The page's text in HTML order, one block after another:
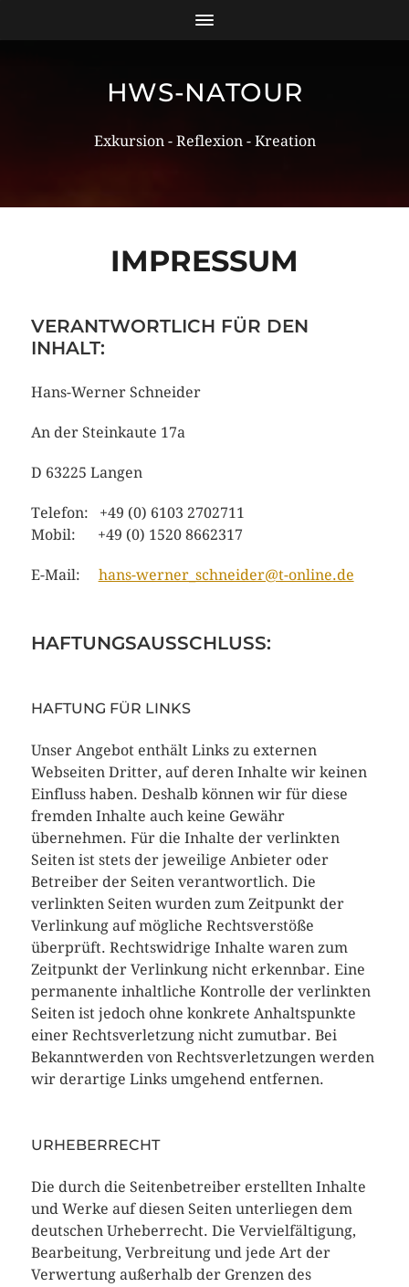
HWS-NATOUR
Exkursion - Reflexion - Kreation
IMPRESSUM
VERANTWORTLICH FÜR DEN
INHALT:
Hans-Werner Schneider
An der Steinkaute 17a
D 63225 Langen
Telefon: +49 (0) 6103 2702711
Mobil: +49 (0) 1520 8662317
E-Mail: hans-werner_schneider@t-online.de
HAFTUNGSAUSSCHLUSS:
HAFTUNG FÜR LINKS
Unser Angebot enthält Links zu externen
Webseiten Dritter, auf deren Inhalte wir keinen
Einfluss haben. Deshalb können wir für diese
fremden Inhalte auch keine Gewähr
übernehmen. Für die Inhalte der verlinkten
Seiten ist stets der jeweilige Anbieter oder
Betreiber der Seiten verantwortlich. Die
verlinkten Seiten wurden zum Zeitpunkt der
Verlinkung auf mögliche Rechtsverstöße
überprüft. Rechtswidrige Inhalte waren zum
Zeitpunkt der Verlinkung nicht erkennbar. Eine
permanente inhaltliche Kontrolle der verlinkten
Seiten ist jedoch ohne konkrete Anhaltspunkte
einer Rechtsverletzung nicht zumutbar. Bei
Bekanntwerden von Rechtsverletzungen werden
wir derartige Links umgehend entfernen.
URHEBERRECHT
Die durch die Seitenbetreiber erstellten Inhalte
und Werke auf diesen Seiten unterliegen dem
deutschen Urheberrecht. Die Vervielfältigung,
Bearbeitung, Verbreitung und jede Art der
Verwertung außerhalb der Grenzen des